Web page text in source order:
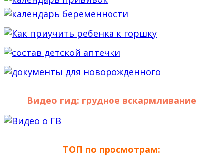
Видео гид: грудное вскармливание
ТОП по просмотрам: